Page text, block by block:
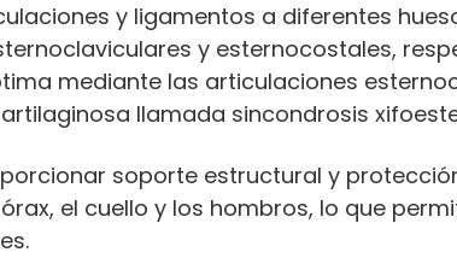
y ligamentos a diferentes
y esternocostales,
mediante las articulaciones
llamada sincondrosis
soporte estructural y
el cuello y los hombros, lo que